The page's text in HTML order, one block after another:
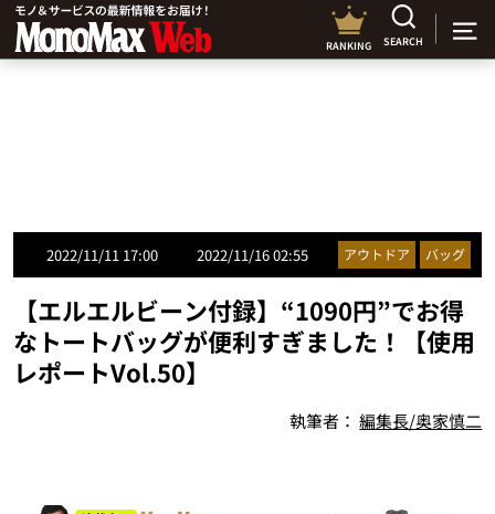
RANKING SEARCH
2022/11/11 17:00 2022/11/16 02:55 アウトドア バッグ
【エルエルビーン付録】“1090円”でお得
なトートバッグが便利すぎました！【使用
レポートVol.50】
執筆者：編集長/奥家慎二